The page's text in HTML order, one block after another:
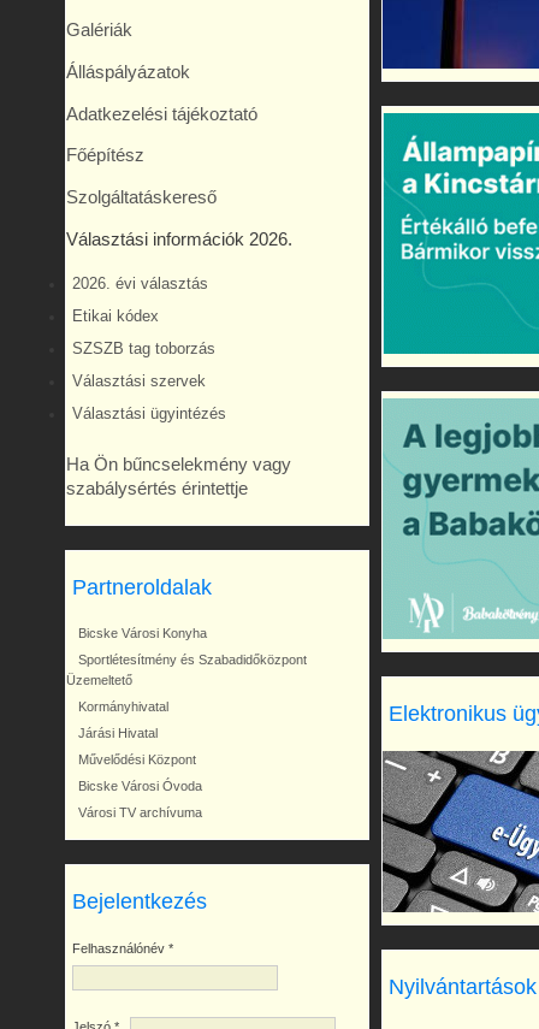
Galériák
Álláspályázatok
Adatkezelési tájékoztató
Főépítész
Szolgáltatáskereső
Választási információk 2026.
2026. évi választás
Etikai kódex
SZSZB tag toborzás
Választási szervek
Választási ügyintézés
Ha Ön bűncselekmény vagy
szabálysértés érintettje
Partneroldalak
Bicske Városi Konyha
Sportlétesítmény és Szabadidőközpont
Üzemeltető
Kormányhivatal
Járási Hivatal
Művelődési Központ
Bicske Városi Óvoda
Városi TV archívuma
Bejelentkezés
Felhasználónév *
Elektronikus
Nyilvántartások